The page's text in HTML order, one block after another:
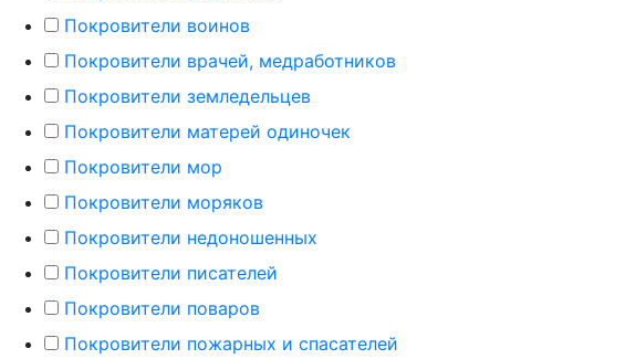
Покровители воинов
Покровители врачей, медработников
Покровители земледельцев
Покровители матерей одиночек
Покровители мор
Покровители моряков
Покровители недоношенных
Покровители писателей
Покровители поваров
Покровители пожарных и спасателей